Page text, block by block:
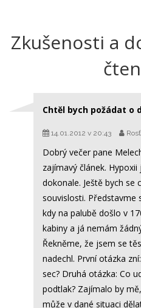
Zkušenosti a
Chtěl bych požádat o
14.01.2012 v 20:43
Dobrý večer pane
zajímavý článek.
dokonale. Ještě bych se
souvislosti. Představme
kdy na palubě došlo v
kabiny a já nemám
Řekněme, že jsem se
nadechl. První otázka
sec? Druhá otázka: Co
podtlak? Zajímalo by
může v dané situaci